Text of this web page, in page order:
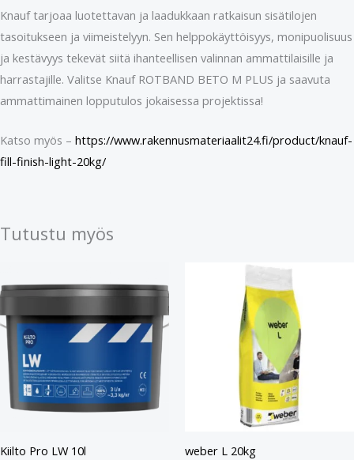
Knauf tarjoaa luotettavan ja laadukkaan ratkaisun sisätilojen
tasoitukseen ja viimeistelyyn. Sen helppokäyttöisyys, monipuolisuus
ja kestävyys tekevät siitä ihanteellisen valinnan ammattilaisille ja
harrastajille. Valitse Knauf ROTBAND BETO M PLUS ja saavuta
ammattimainen lopputulos jokaisessa projektissa!
Katso myös – https://www.rakennusmateriaalit24.fi/product/knauf-
fill-finish-light-20kg/
Tutustu myös
Kiilto Pro LW 10l weber L 20kg